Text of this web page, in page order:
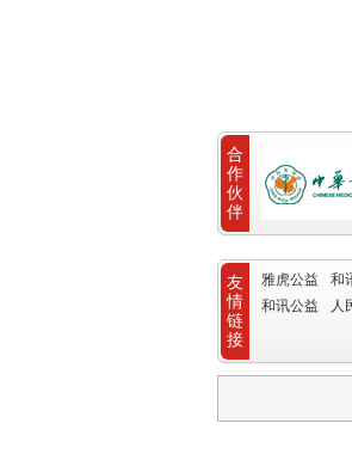
合
作
伙
伴
友
情
链
接
雅虎公益 和
和讯公益
人